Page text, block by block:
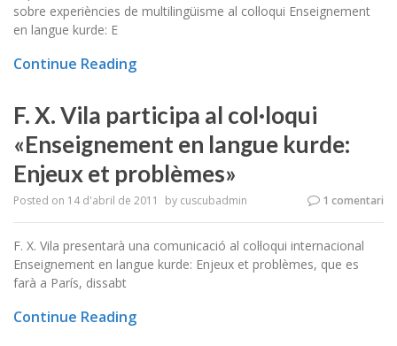
sobre experiències de multilingüisme al col·loqui Enseignement
en langue kurde: E
Continue Reading
F. X. Vila participa al col·loqui
«Enseignement en langue kurde:
Enjeux et problèmes»
Posted on 14 d'abril de 2011 by cuscubadmin 1 comentari
F. X. Vila presentarà una comunicació al col·loqui internacional
Enseignement en langue kurde: Enjeux et problèmes, que es
farà a París, dissabt
Continue Reading